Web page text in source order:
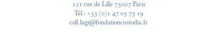
121 rue de Lille 75007 Paris
Tél : +33 (0)1 47 05 75 19
coll.lugt@fondationcustodia.fr